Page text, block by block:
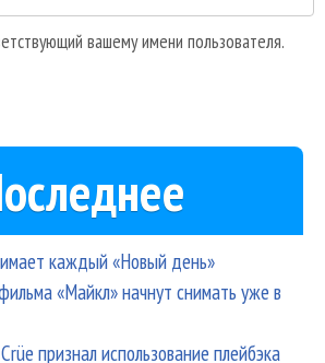
вашему имени пользователя.
каждый «Новый день»
«Майкл» начнут снимать уже в
признал использование плейбэка